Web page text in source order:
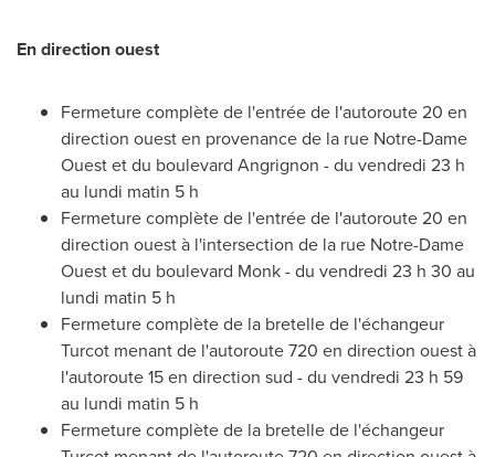
En direction ouest
Fermeture complète de l'entrée de l'autoroute 20 en
direction ouest en provenance de la rue Notre-Dame
Ouest et du boulevard Angrignon - du vendredi 23 h
au lundi matin 5 h
Fermeture complète de l'entrée de l'autoroute 20 en
direction ouest à l'intersection de la rue Notre-Dame
Ouest et du boulevard Monk - du vendredi 23 h 30 au
lundi matin 5 h
Fermeture complète de la bretelle de l'échangeur
Turcot menant de l'autoroute 720 en direction ouest à
l'autoroute 15 en direction sud - du vendredi 23 h 59
au lundi matin 5 h
Fermeture complète de la bretelle de l'échangeur